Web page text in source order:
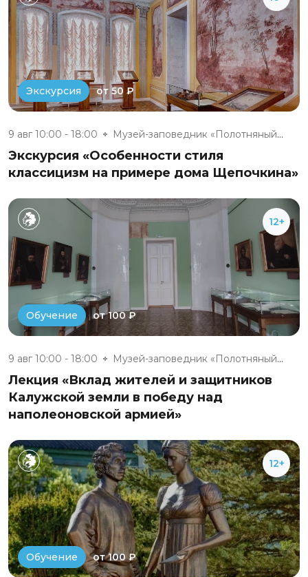
Экскурсия от 50 ₽
9 авг 10:00 - 18:00 Музей-заповедник «Полотняный З...
Экскурсия «Особенности стиля
классицизм на примере дома Щепочкина»
12+
Обучение от 100 ₽
9 авг 10:00 - 18:00 Музей-заповедник «Полотняный З...
Лекция «Вклад жителей и защитников
Калужской земли в победу над
наполеоновской армией»
12+
Обучение от 100 ₽